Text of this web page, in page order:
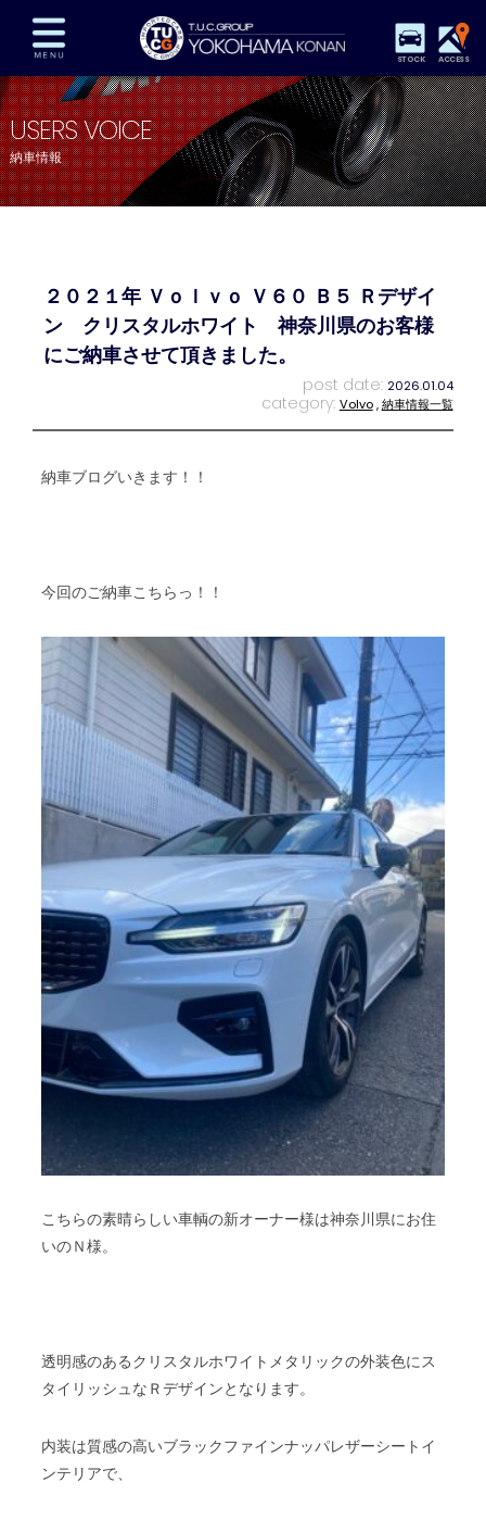
STOCK ACCESS
在庫車両情報 保証&サービス パーツリスト
TUCとは？ 店舗情報 アクセスマップ
全国納車 特別作業 注文販売
プライバシーポリシー スタッフblog 納車blog
USERS VOICE
納車情報
２０２１年 Ｖｏｌｖｏ Ｖ６０ Ｂ５ Ｒデザイ
ン クリスタルホワイト 神奈川県のお客様
にご納車させて頂きました。
post date: 2026.01.04
category: Volvo,納車情報一覧
納車ブログいきます！！
今回のご納車こちらっ！！
こちらの素晴らしい車輌の新オーナー様は神奈川県にお住
いのＮ様。
透明感のあるクリスタルホワイトメタリックの外装色にス
タイリッシュなＲデザインとなります。
内装は質感の高いブラックファインナッパレザーシートイ
ンテリアで、